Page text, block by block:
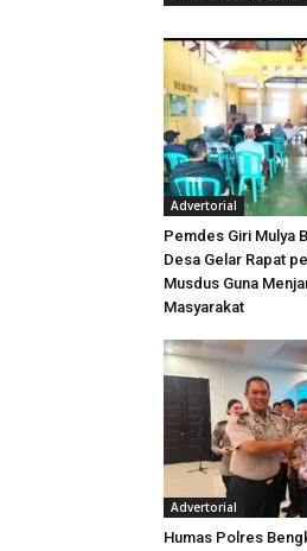
Advertorial
Pemdes Giri Mulya
Desa Gelar Rapat
Musdus Guna
Masyarakat
Advertorial
Humas Polres